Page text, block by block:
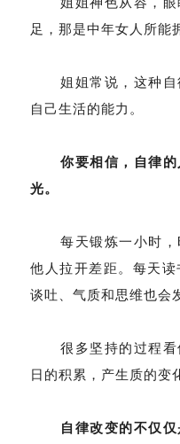
足，那是中年女人所能
姐姐常说，这种
自己生活的能力。
你要相信，自律
光。
每天锻炼一小时
他人拉开差距。每天
谈吐、气质和思维也会
很多坚持的过程
日的积累，产生质的变
自律改变的不仅